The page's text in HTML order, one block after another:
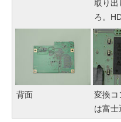
取り出
ろ。
背面
変換コ
は富士